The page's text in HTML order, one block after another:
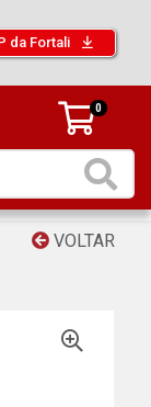
da Fortali
0
VOLTAR